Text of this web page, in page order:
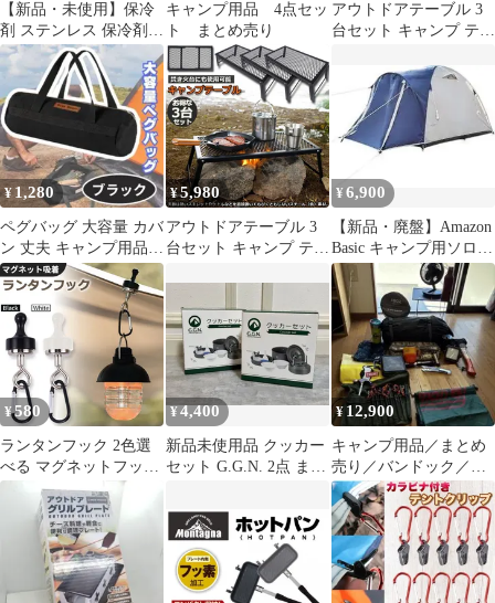
【新品・未使用】保冷
剤 ステンレス 保冷剤
長時間 強力保冷 小型
保温バッグ クーラーボ
ックス 繰り返し使える
冷蔵 暑さ対策 熱症対策
急速冷却 アイスパック
お弁当 釣り アウトドア
キャンプ キャンプ BBQ
保冷用品 FRESH
SWITCH
キャンプ用品 4点セッ
ト まとめ売り
アウトドアテーブル 3
台セット キャンプ テー
55×30cm 折りたたみ フ
ィールドラック キャン
プ用品 フルメッシュミ
ニテーブル スチール フ
ィールドラック BBQ 軽
量 焚き火 直火 キャン
プ アウトドア
¥ 1,280
ペグバッグ 大容量 カバ
ン 丈夫 キャンプ用品
テント道具入れ
¥5,980
アウトドアテーブル 3
台セット キャンプ テー
55×30cm 折りたたみ フ
ィールドラック キャン
プ用品 フルメッシュミ
ニテーブル スチール フ
ィールドラック BBQ 軽
量 焚き火 直火 キャン
プ アウトドア
¥6,900
【新品・廃盤】Amazon
Basic キャンプ用ソロテ
ント 軽量丈夫希少品
¥580
ランタンフック 2色選
べる マグネットフック
磁石 カラビナ テント
タープ キャンプ アウト
ドア 吊り下げ ハンガー
小物 冷蔵庫 グッズ ア
ウトドア用品 キャンプ
グッズ ランタンハンガ
¥4,400
新品未使用品 クッカー
セット G.G.N. 2点 まと
用品 GN12CM002
¥ 12,900
キャンプ用品／まとめ
売り／バンドック／ソ
ロティピー1／インフレ
ーターマット